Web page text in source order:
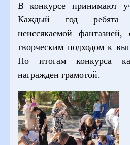
В конкурсе принимают
Каждый год ребята
неиссякаемой фантазией,
творческим подходом к
По итогам конкурса
награжден грамотой.